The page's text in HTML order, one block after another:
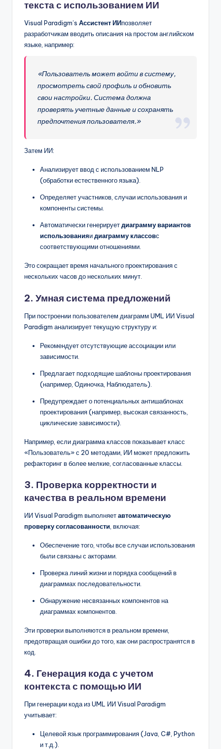
текста с использованием ИИ
Visual Paradigm’s Ассистент ИИпозволяет
разработчикам вводить описания на простом английском
языке, например:
«Пользователь может войти в систему,
просмотреть свой профиль и обновить
свои настройки. Система должна
проверять учетные данные и сохранять
предпочтения пользователя.»
Затем ИИ:
Анализирует ввод с использованием NLP
(обработки естественного языка).
Определяет участников, случаи использования и
компоненты системы.
Автоматически генерируетдиаграмму вариантов
использованияидиаграмму классовс
соответствующими отношениями.
Это сокращает время начального проектирования с
нескольких часов до нескольких минут.
2. Умная система предложений
При построении пользователем диаграмм UML ИИ Visual
Paradigm анализирует текущую структуру и:
Рекомендует отсутствующие ассоциации или
зависимости.
Предлагает подходящие шаблоны проектирования
(например, Одиночка, Наблюдатель).
Предупреждает о потенциальных антишаблонах
проектирования (например, высокая связанность,
циклические зависимости).
Например, если диаграмма классов показывает класс
«Пользователь» с 20 методами, ИИ может предложить
рефакторинг в более мелкие, согласованные классы.
3. Проверка корректности и
качества в реальном времени
ИИ Visual Paradigm выполняетавтоматическую
проверку согласованности , включая:
Обеспечение того, чтобы все случаи использования
были связаны с акторами.
Проверка линий жизни и порядка сообщений в
диаграммах последовательности.
Обнаружение несвязанных компонентов на
диаграммах компонентов.
Эти проверки выполняются в реальном времени,
предотвращая ошибки до того, как они распространятся в
код.
4. Генерация кода с учетом
контекста с помощью ИИ
При генерации кода из UML ИИ Visual Paradigm
учитывает:
Целевой язык программирования (Java, C#, Python
и т.д.).